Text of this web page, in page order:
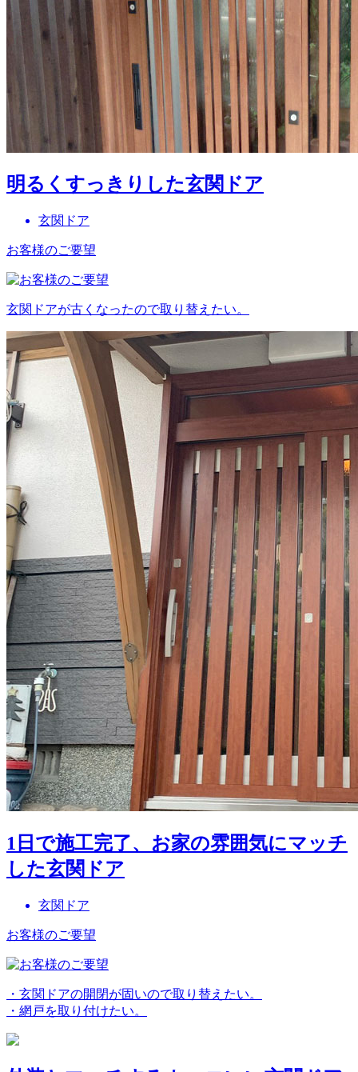
明るくすっきりした玄関ドア
玄関ドア
お客様のご要望
玄関ドアが古くなったので取り替えたい。
1日で施工完了、お家の雰囲気にマッチ
した玄関ドア
玄関ドア
お客様のご要望
・玄関ドアの開閉が固いので取り替えたい。
・網戸を取り付けたい。